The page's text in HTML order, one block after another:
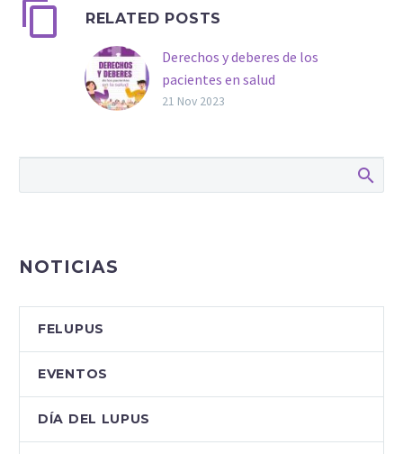
RELATED POSTS
Derechos y deberes de los
pacientes en salud
¿Conoces los derechos y
de Salud?
Empecemos
que recibe o va a recibir…
21 Nov 2023
NOTICIAS
FELUPUS
EVENTOS
DÍA DEL LUPUS